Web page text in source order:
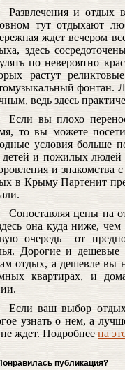
Развлечения и отдых
тут отдыхают
ждет вечером
здесь
по невероятно
растут
фонтан.
ведь здесь
Если вы плохо
то вы можете
условия больше
детей и пожилых людей
и знакомства
в Крыму Партенит
Сопоставляя цены на
она куда ниже,
очередь от
Дорогие и дешевые
отдых, а дешевле вы
квартирах, и
Если ваш выбор
узнать о нем, а
не ждет. Подробнее на
публикация?